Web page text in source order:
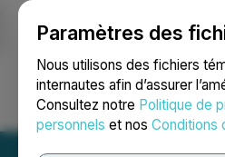
Paramètres des
Nous utilisons des fichiers
internautes afin d’assurer
Consultez notre Politique de
personnels et nos Conditions
Ouvrir une session